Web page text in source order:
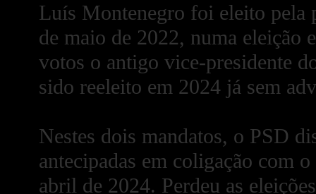
Luís Montenegro foi eleito pela
de maio de 2022, numa eleição
votos o antigo vice-presidente
sido reeleito em 2024 já sem
Nestes dois mandatos, o PSD
antecipadas em coligação com
abril de 2024. Perdeu as